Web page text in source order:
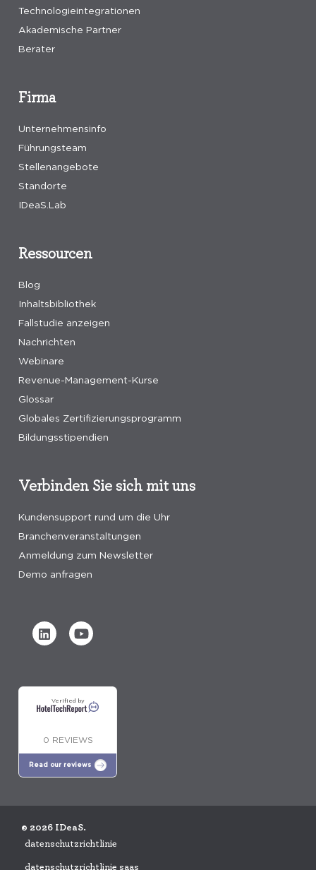
Firma
Unternehmensinfo
Führungsteam
Stellenangebote
Standorte
IDeaS.Lab
Ressourcen
Blog
Inhaltsbibliothek
Fallstudie anzeigen
Nachrichten
Webinare
Revenue-Management-Kurse
Glossar
Globales Zertifizierungsprogramm
Bildungsstipendien
Verbinden Sie sich mit uns
Kundensupport rund um die Uhr
Branchenveranstaltungen
Anmeldung zum Newsletter
Demo anfragen
Technologieintegrationen
Akademische Partner
Berater
Verified by
0 REVIEWS
Read our reviews
© 2026 IDeaS.
datenschutzrichtlinie
datenschutzrichtlinie saas